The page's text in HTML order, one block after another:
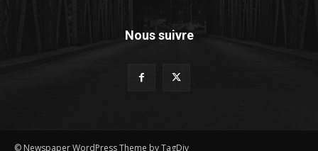
Nous suivre
© Newspaper WordPress Theme by TagDiv